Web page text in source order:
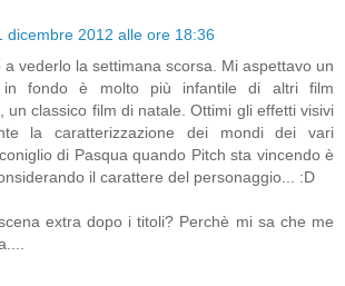
dicembre 2012 alle ore 18:36
a vederlo la settimana scorsa. Mi aspettavo un
fondo è molto più infantile di altri film
un classico film di natale. Ottimi gli effetti visivi
la caratterizzazione dei mondi dei vari
di Pasqua quando Pitch sta vincendo è
il carattere del personaggio... :D
extra dopo i titoli? Perchè mi sa che me